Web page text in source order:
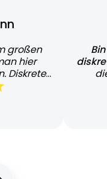
großen
hier
Diskrete